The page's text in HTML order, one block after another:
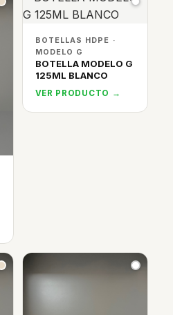
BOTELLAS HDPE ·
MODELO G
BOTELLA MODELO G
125ML BLANCO
VER PRODUCTO →